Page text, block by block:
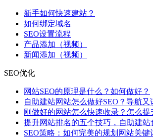
新手如何快速建站？
如何绑定域名
SEO设置流程
产品添加（视频）
新闻添加（视频）
SEO优化
网站SEO的原理是什么？如何做好？
自助建站网站怎么做好SEO？导航又
刚做好的网站怎么快速收录？怎么提
提升网站排名的五个技巧，自助建站
SEO策略：如何完美的规划网站关键